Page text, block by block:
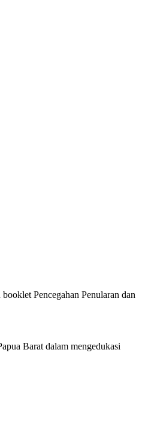
Pencegahan Penularan dan
Barat dalam mengedukasi